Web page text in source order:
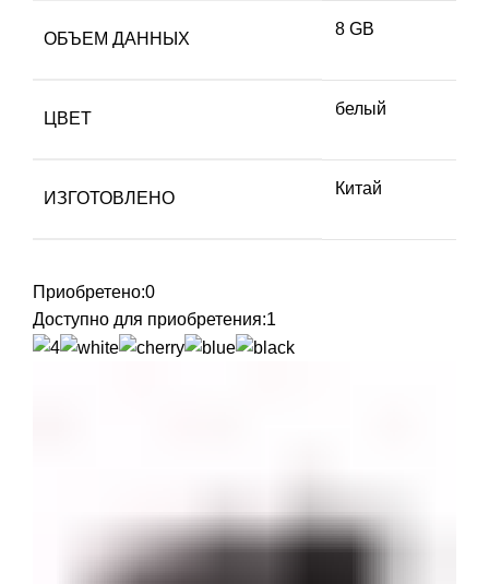
ОБЪЕМ ДАННЫХ
8 GB
ЦВЕТ
белый
ИЗГОТОВЛЕНО
Китай
Приобретено:0
Доступно для приобретения:1